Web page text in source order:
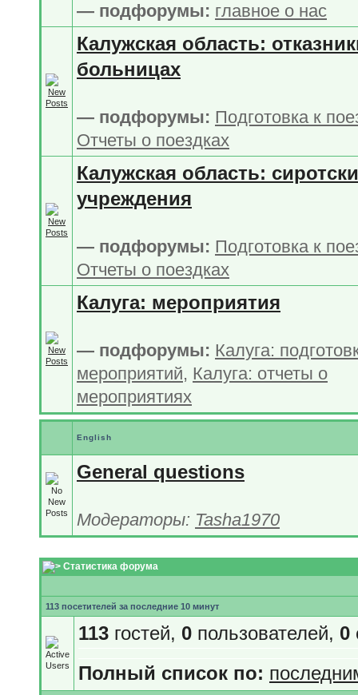
— подфорумы: главное о нас
Калужская область:
больницах
— подфорумы: Подготовка к
Отчеты о поездках
Калужская область:
учреждения
— подфорумы: Подготовка к
Отчеты о поездках
Калуга: мероприятия
— подфорумы: Калуга:
мероприятий, Калуга: отчеты о
мероприятиях
English
General questions
Модераторы: Tasha1970
Статистика форума
113 посетителей за последние 10 минут
113 гостей, 0 пользователей, 0
Полный список по: